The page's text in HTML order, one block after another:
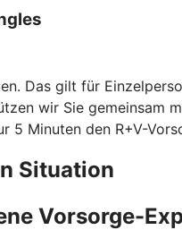
Das gilt für
wir Sie gemeinsam
5 Minuten den R+V-
Situation
Vorsorge-